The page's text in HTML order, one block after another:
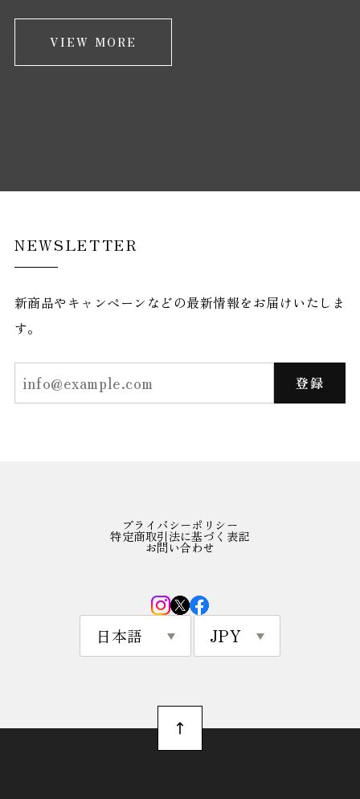
VIEW MORE
NEWSLETTER
新商品やキャンペーンなどの最新情報をお届けいたしま
す。
登録
プライバシーポリシー
特定商取引法に基づく表記
お問い合わせ